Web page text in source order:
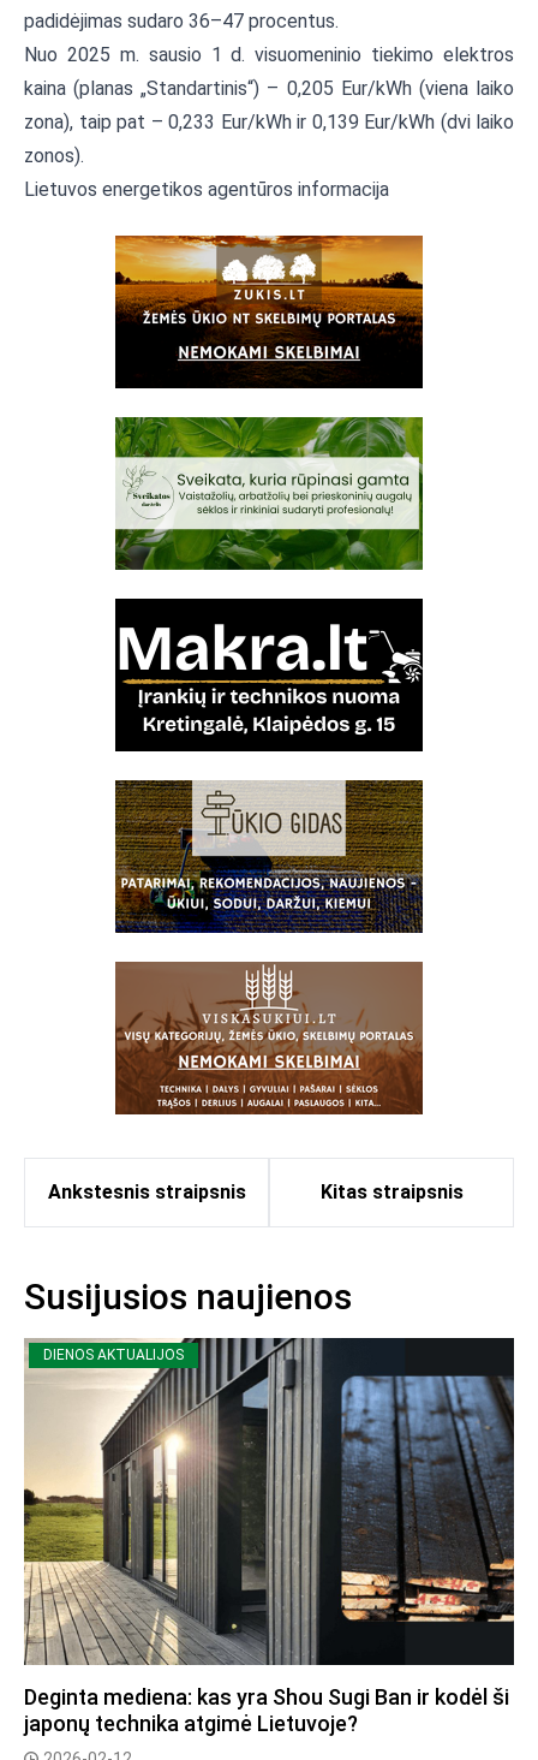
padidėjimas sudaro 36–47 procentus.
Nuo 2025 m. sausio 1 d. visuomeninio tiekimo elektros
kaina (planas „Standartinis“) – 0,205 Eur/kWh (viena laiko
zona), taip pat – 0,233 Eur/kWh ir 0,139 Eur/kWh (dvi laiko
zonos).
Lietuvos energetikos agentūros informacija
Ankstesnis straipsnis Kitas straipsnis
Susijusios naujienos
DIENOS AKTUALIJOS
Deginta mediena: kas yra Shou Sugi Ban ir kodėl ši
japonų technika atgimė Lietuvoje?